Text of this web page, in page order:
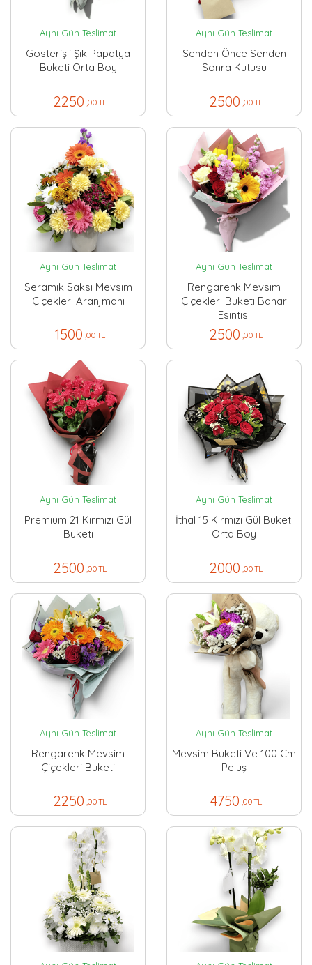
Aynı Gün Teslimat
Gösterişli Şık Papatya
Buketi Orta Boy
2250 ,00 TL
Aynı Gün Teslimat
Senden Önce Senden
Sonra Kutusu
2500 ,00 TL
Aynı Gün Teslimat
Seramik Saksı Mevsim
Çiçekleri Aranjmanı
1500 ,00 TL
Aynı Gün Teslimat
Rengarenk Mevsim
Çiçekleri Buketi Bahar
Esintisi
2500 ,00 TL
Aynı Gün Teslimat
Premium 21 Kırmızı Gül
Buketi
2500 ,00 TL
Aynı Gün Teslimat
İthal 15 Kırmızı Gül Buketi
Orta Boy
2000 ,00 TL
Aynı Gün Teslimat
Rengarenk Mevsim
Çiçekleri Buketi
2250 ,00 TL
Aynı Gün Teslimat
Mevsim Buketi Ve 100 Cm
Peluş
4750 ,00 TL